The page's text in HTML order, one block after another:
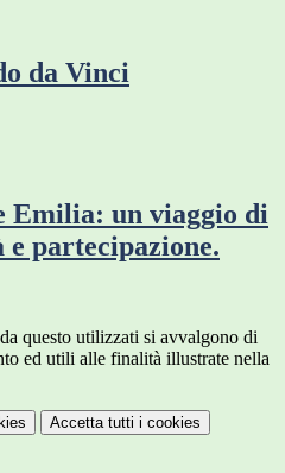
da Vinci
un viaggio di
partecipazione.
questo utilizzati si avvalgono di
ed utili alle finalità illustrate nella
Accetta tutti i cookies